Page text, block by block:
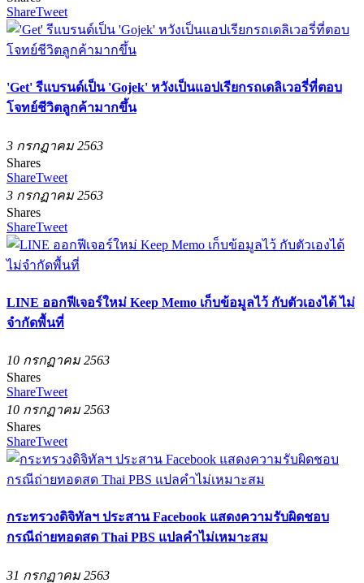
ShareTweet
'Get' รีแบรนด์เป็น 'Gojek' หวังเป็นแอปเรียกรถเดลิเวอรี่ที่ตอบ
โจทย์ชีวิตลูกค้ามากขึ้น
3 กรกฏาคม 2563
Shares
ShareTweet
3 กรกฏาคม 2563
Shares
ShareTweet
LINE ออกฟีเจอร์ใหม่ Keep Memo เก็บข้อมูลไว้ กับตัวเองได้ ไม่
จำกัดพื้นที่
10 กรกฏาคม 2563
Shares
ShareTweet
10 กรกฏาคม 2563
Shares
ShareTweet
กระทรวงดิจิทัลฯ ประสาน Facebook แสดงความรับผิดชอบ
กรณีถ่ายทอดสด Thai PBS แปลคำไม่เหมาะสม
31 กรกฏาคม 2563